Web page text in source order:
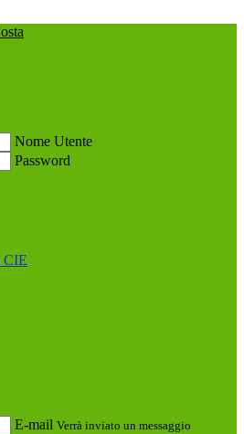
Nome Utente
Password
CIE
E-mail Verrà inviato un messaggio